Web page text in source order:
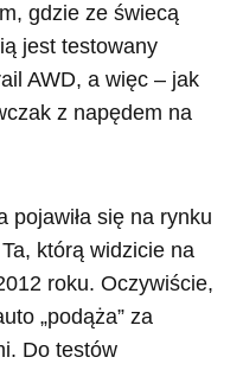
gdzie ze świecą
jest testowany
AWD, a więc – jak
z napędem na
pojawiła się na rynku
którą widzicie na
roku. Oczywiście,
„podąża” za
Do testów